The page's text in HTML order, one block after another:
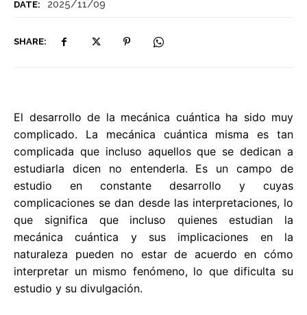
DATE: 2025/11/09
SHARE:
El desarrollo de la mecánica cuántica ha sido muy
complicado. La mecánica cuántica misma es tan
complicada que incluso aquellos que se dedican a
estudiarla dicen no entenderla. Es un campo de
estudio en constante desarrollo y cuyas
complicaciones se dan desde las interpretaciones, lo
que significa que incluso quienes estudian la
mecánica cuántica y sus implicaciones en la
naturaleza pueden no estar de acuerdo en cómo
interpretar un mismo fenómeno, lo que dificulta su
estudio y su divulgación.